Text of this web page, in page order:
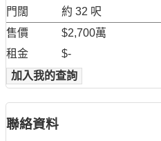
門闊
約 32 呎
售價
$2,700萬
租金
$-
加入我的查詢
聯絡資料